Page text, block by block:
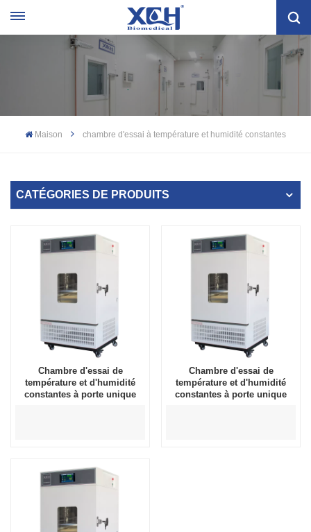
Maison chambre d'essai à température et humidité constantes
CATÉGORIES DE PRODUITS
Chambre d'essai de
température et d'humidité
constantes à porte unique
Chambre d'essai de
température et d'humidité
constantes à porte unique